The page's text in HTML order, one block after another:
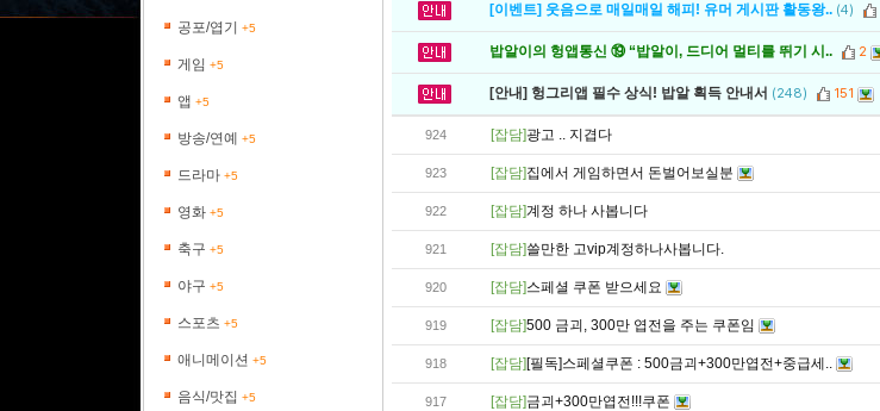
공포/엽기 +5
게임 +5
앱 +5
방송/연예 +5
드라마 +5
영화 +5
축구 +5
야구 +5
스포츠 +5
애니메이션 +5
음식/맛집 +5
[이벤트] 웃음으로 매일매일 해피! 유머 게시판 활동왕.. (4)
밥알이의 헝앱통신 ⑲ “밥알이, 드디어 멀티를 뛰기 시.. 2
[안내] 헝그리앱 필수 상식! 밥알 획득 안내서 (248) 151
924 [잡담]광고 .. 지겹다
923 [잡담]집에서 게임하면서 돈벌어보실분
922 [잡담]계정 하나 사봅니다
921 [잡담]쓸만한 고vip계정하나사봅니다.
920 [잡담]스페셜 쿠폰 받으세요
919 [잡담]500 금괴, 300만 엽전을 주는 쿠폰임
918 [잡담] [필독]스페셜쿠폰 : 500금괴+300만엽전+중급세..
917 [잡담]금괴+300만엽전!!!쿠폰